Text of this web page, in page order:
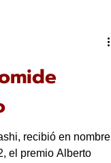
recibió en nombre
el premio Alberto